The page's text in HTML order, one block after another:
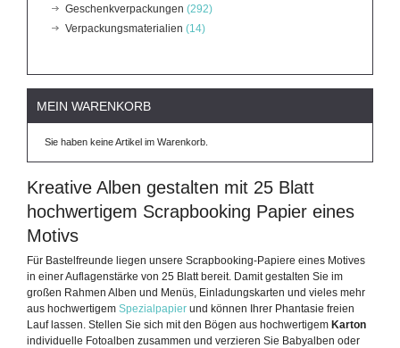
Geschenkverpackungen (292)
Verpackungsmaterialien (14)
MEIN WARENKORB
Sie haben keine Artikel im Warenkorb.
Kreative Alben gestalten mit 25 Blatt
hochwertigem Scrapbooking Papier eines
Motivs
Für Bastelfreunde liegen unsere Scrapbooking-Papiere eines Motives
in einer Auflagenstärke von 25 Blatt bereit. Damit gestalten Sie im
großen Rahmen Alben und Menüs, Einladungskarten und vieles mehr
aus hochwertigem Spezialpapier und können Ihrer Phantasie freien
Lauf lassen. Stellen Sie sich mit den Bögen aus hochwertigem Karton
individuelle Fotoalben zusammen und verzieren Sie Babyalben oder